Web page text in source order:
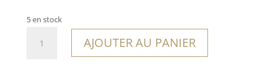
5 en stock
AJOUTER AU PANIER